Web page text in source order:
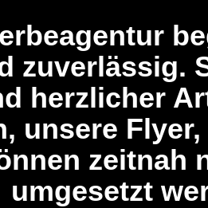
zuverlässig.
herzlicher
unsere
zeitnah
umgesetzt